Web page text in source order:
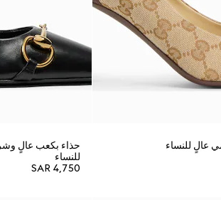
للنساء
SAR 4,750